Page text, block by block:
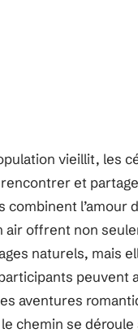
vieillit, les
et
l’amour
air offrent non
naturels, mais
peuvent
aventures
chemin se déroule